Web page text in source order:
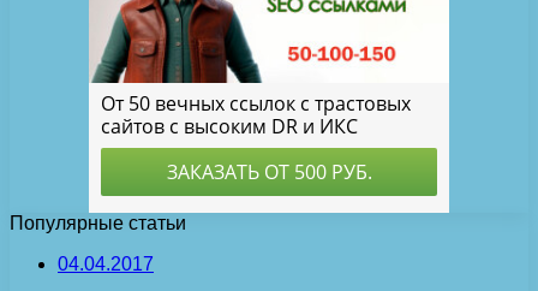
Популярные статьи
04.04.2017